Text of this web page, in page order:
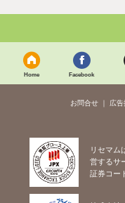
Home Facebook
お問合せ 広
リセマム
営するサ
証券コー